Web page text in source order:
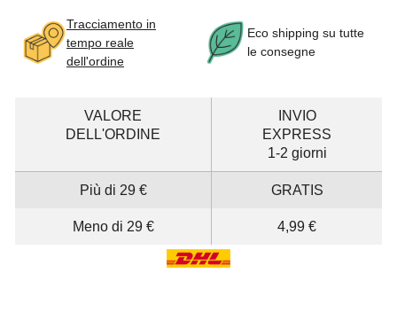
Tracciamento in
tempo reale
dell'ordine
Eco shipping su tutte
le consegne
VALORE
DELL'ORDINE
INVIO
EXPRESS
1-2 giorni
Più di 29 € GRATIS
Meno di 29 € 4,99 €